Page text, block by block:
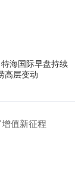
海国际早盘持续
高层变动
值新征程